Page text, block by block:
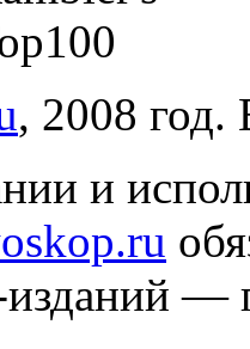
, 2008
и
изданий —